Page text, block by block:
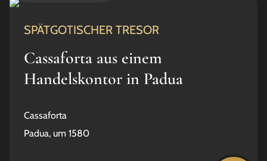
SPÄTGOTISCHER TRESOR
Cassaforta aus einem
Handelskontor in Padua
Cassaforta
Padua, um 1580